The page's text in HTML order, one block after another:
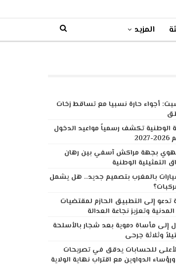
المزيد
أجواء حارة نسبيا مع تساقط زخات
الوطنية تكشف رسمياً مواعيد الدخول
بجهة مراكش آسفي بين رهان
التمثيلية الوطنية
بالمغرب بتصميم جديد.. هل يشمل
تدعو إلى التطبيق الحازم لمقتضيات
وتعزيز نجاعة العدالة
إلى مأساة دموية بعد شجار بالأسلحة
وثلاثة جرحى
للحسابات يدقق في تصريحات
الدواوين مع اقتراب نهاية الولاية